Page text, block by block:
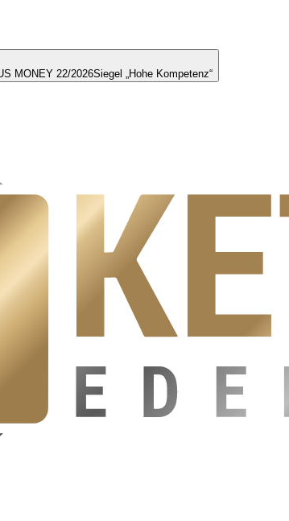
MONEY 22/2026Siegel „Hohe Kompetenz“